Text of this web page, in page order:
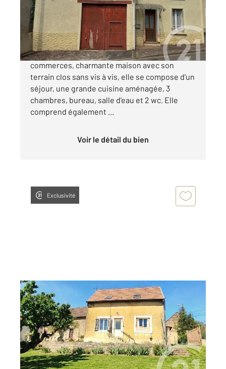
Maison à vendre
46 000 €
NEUVY SUR LOIRE, dans un village avec
commerces, charmante maison avec son
terrain clos sans vis à vis, elle se compose d'un
séjour, une grande cuisine aménagée, 3
chambres, bureau, salle d'eau et 2 wc. Elle
comprend également ...
Voir le détail du bien
Exclusivité
COLMERY 58
90 m2, 4 pièces
Ref : 18705
Maison à vendre
46 000 €